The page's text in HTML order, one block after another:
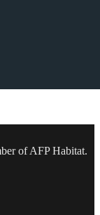
of AFP Habitat.